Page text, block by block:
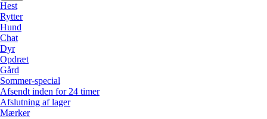
Hest
Rytter
Hund
Chat
Dyr
Opdræt
Gård
Sommer-special
Afsendt inden for 24 timer
Afslutning af lager
Mærker